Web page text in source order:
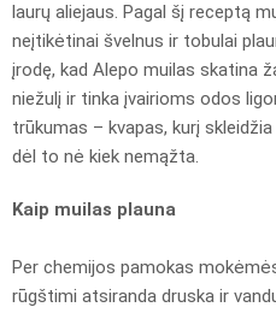
laurų aliejaus. Pagal šį receptą
neįtikėtinai švelnus ir tobulai
įrodę, kad Alepo muilas skatina
niežulį ir tinka įvairioms odos
trūkumas – kvapas, kurį
dėl to nė kiek nemąžta.
Kaip muilas plauna
Per chemijos pamokas
rūgštimi atsiranda druska ir